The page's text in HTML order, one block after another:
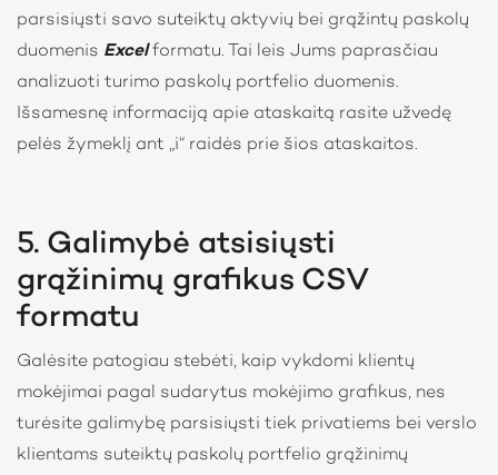
parsisiųsti savo suteiktų aktyvių bei grąžintų paskolų
duomenis Excelformatu. Tai leis Jums paprasčiau
analizuoti turimo paskolų portfelio duomenis.
Išsamesnę informaciją apie ataskaitą rasite užvedę
pelės žymeklį ant „i“ raidės prie šios ataskaitos.
5. Galimybė atsisiųsti
grąžinimų grafikus CSV
formatu
Galėsite patogiau stebėti, kaip vykdomi klientų
mokėjimai pagal sudarytus mokėjimo grafikus, nes
turėsite galimybę parsisiųsti tiek privatiems bei verslo
klientams suteiktų paskolų portfelio grąžinimų